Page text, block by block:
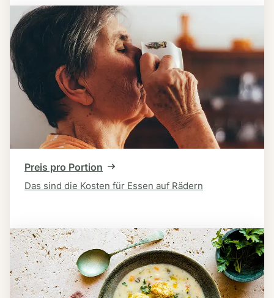
Preis pro Portion
Das sind die Kosten für Essen auf Rädern